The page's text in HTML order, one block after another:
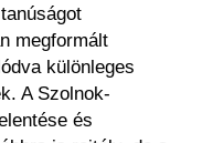
megformált
különleges
A Szolnok-
és